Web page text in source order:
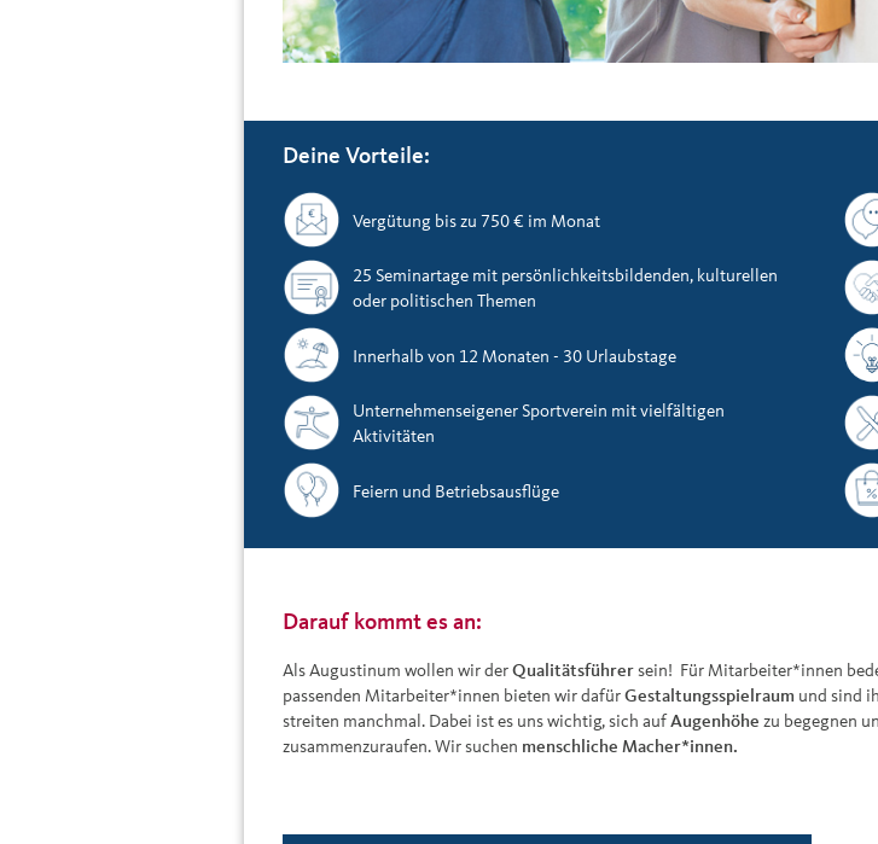
Deine Vorteile:
Vergütung bis zu 750 € im Monat
25 Seminartage mit persönlichkeitsbildenden, kulturellen
oder politischen Themen
Innerhalb von 12 Monaten - 30 Urlaubstage
Unternehmenseigener Sportverein mit vielfältigen
Aktivitäten
Feiern und Betriebsausflüge
Darauf kommt es an:
Als Augustinum wollen wir derQualitätsführersein! Für Mitarbeiter*innen
passenden Mitarbeiter*innen bieten wir dafürGestaltungsspielraum und sind
streiten manchmal. Dabei ist es uns wichtig, sich aufAugenhöhe zu begegnen
zusammenzuraufen. Wir suchen menschliche Macher*innen.